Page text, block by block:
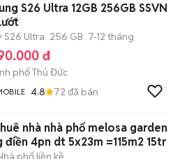
S26 Ultra 12GB 256GB SSVN
S26 Ultra 256 GB 7-12 tháng
đ
phố Thủ Đức
4.8 72 đã bán
nhà nhà phố melosa garden
điền 4pn dt 5x23m =115m2 15tr
phố liền kề